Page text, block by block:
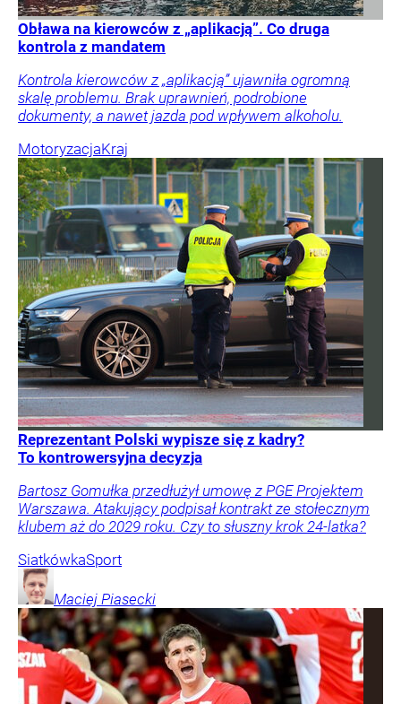
Obława na kierowców z „aplikacją”. Co druga
kontrola z mandatem
Kontrola kierowców z „aplikacją” ujawniła ogromną
skalę problemu. Brak uprawnień, podrobione
dokumenty, a nawet jazda pod wpływem alkoholu.
MotoryzacjaKraj
Reprezentant Polski wypisze się z kadry?
To kontrowersyjna decyzja
Bartosz Gomułka przedłużył umowę z PGE Projektem
Warszawa. Atakujący podpisał kontrakt ze stołecznym
klubem aż do 2029 roku. Czy to słuszny krok 24-latka?
SiatkówkaSport
Maciej Piasecki